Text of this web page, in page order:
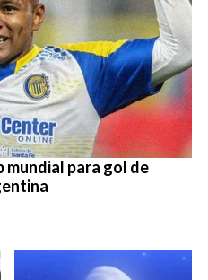
mundial para gol de